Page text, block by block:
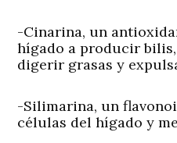
-Cinarina, un
hígado a producir
digerir grasas y
-Silimarina, un
células del hígado y